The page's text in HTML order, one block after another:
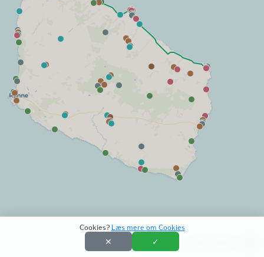
Cookies? Læs mere om Cookies
✕ ✓